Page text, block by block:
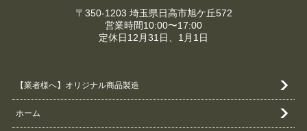
〒350-1203 埼玉県日高市旭ケ丘572
営業時間10:00〜17:00
定休日12月31日、1月1日
【業者様へ】オリジナル商品製造
ホーム